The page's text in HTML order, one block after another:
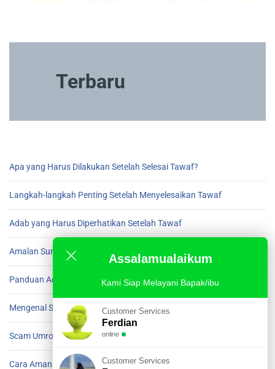
Terbaru
Apa yang Harus Dilakukan Setelah Selesai Tawaf?
Langkah-langkah Penting Setelah Menyelesaikan Tawaf
Adab yang Harus Diperhatikan Setelah Tawaf
Amalan Sunnah Setelah Beres Tawaf di Ka’bah
Panduan Adab Setelah Menyelesaikan Tawaf
Mengenal Scam Umroh dan Cara Menghindarinya
Scam Umroh yang Harus Diwaspadai Jamaah
Cara Aman Menghindari Scam saat Umroh
Assalamualaikum
Kami Siap Melayani Bapak/ibu
Customer Services
Ferdian
online
Customer Services